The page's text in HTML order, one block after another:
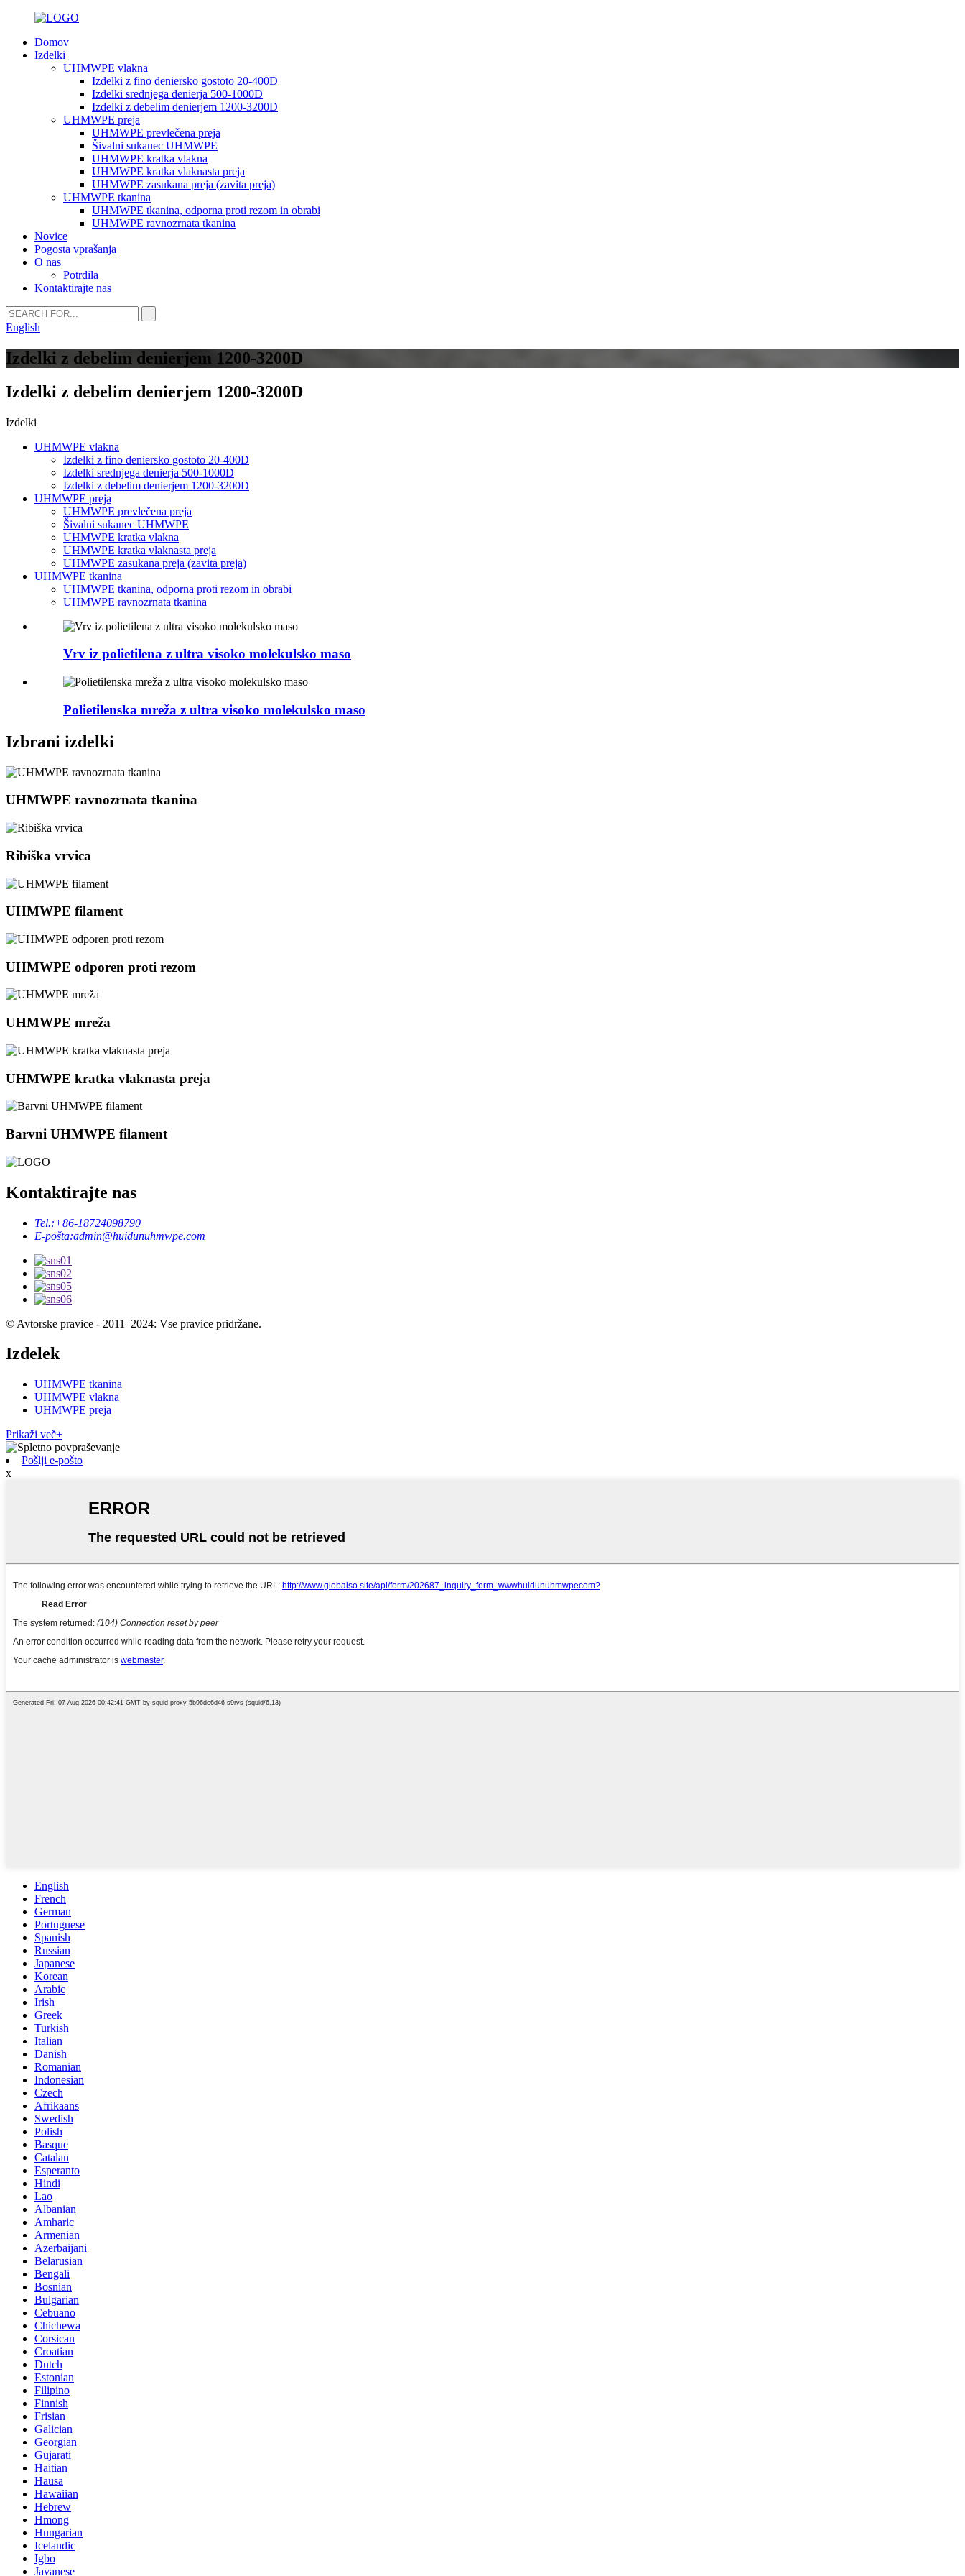
Domov
Izdelki
UHMWPE vlakna
Izdelki z fino deniersko gostoto 20-400D
Izdelki srednjega denierja 500-1000D
Izdelki z debelim denierjem 1200-3200D
UHMWPE preja
UHMWPE prevlečena preja
Šivalni sukanec UHMWPE
UHMWPE kratka vlakna
UHMWPE kratka vlaknasta preja
UHMWPE zasukana preja (zavita preja)
UHMWPE tkanina
UHMWPE tkanina, odporna proti rezom in obrabi
UHMWPE ravnozrnata tkanina
Novice
Pogosta vprašanja
O nas
Potrdila
Kontaktirajte nas
English
Izdelki z debelim denierjem 1200-3200D
Izdelki z debelim denierjem 1200-3200D
Izdelki
UHMWPE vlakna
Izdelki z fino deniersko gostoto 20-400D
Izdelki srednjega denierja 500-1000D
Izdelki z debelim denierjem 1200-3200D
UHMWPE preja
UHMWPE prevlečena preja
Šivalni sukanec UHMWPE
UHMWPE kratka vlakna
UHMWPE kratka vlaknasta preja
UHMWPE zasukana preja (zavita preja)
UHMWPE tkanina
UHMWPE tkanina, odporna proti rezom in obrabi
UHMWPE ravnozrnata tkanina
Vrv iz polietilena z ultra visoko molekulsko maso
Polietilenska mreža z ultra visoko molekulsko maso
Izbrani izdelki
UHMWPE ravnozrnata tkanina
Ribiška vrvica
UHMWPE filament
UHMWPE odporen proti rezom
UHMWPE mreža
UHMWPE kratka vlaknasta preja
Barvni UHMWPE filament
Kontaktirajte nas
Tel.:+86-18724098790
E-pošta:admin@huidunuhmwpe.com
© Avtorske pravice - 2011–2024: Vse pravice pridržane.
Izdelek
UHMWPE tkanina
UHMWPE vlakna
UHMWPE preja
Prikaži več+
Pošlji e-pošto
x
English
French
German
Portuguese
Spanish
Russian
Japanese
Korean
Arabic
Irish
Greek
Turkish
Italian
Danish
Romanian
Indonesian
Czech
Afrikaans
Swedish
Polish
Basque
Catalan
Esperanto
Hindi
Lao
Albanian
Amharic
Armenian
Azerbaijani
Belarusian
Bengali
Bosnian
Bulgarian
Cebuano
Chichewa
Corsican
Croatian
Dutch
Estonian
Filipino
Finnish
Frisian
Galician
Georgian
Gujarati
Haitian
Hausa
Hawaiian
Hebrew
Hmong
Hungarian
Icelandic
Igbo
Javanese